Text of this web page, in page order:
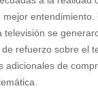
entendimiento.
televisión se
refuerzo sobre el
adicionales de